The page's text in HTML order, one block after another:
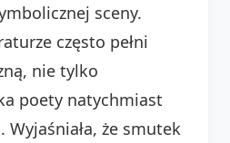
sceny.
często pełni
nie tylko
poety natychmiast
Wyjaśniała, że smutek